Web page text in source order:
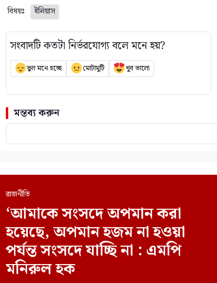
বিষয়ঃ ইলিয়াস
সংবাদটি কতটা নির্ভরযোগ্য বলে মনে হয়?
ভুল মনে হচ্ছে মোটামুটি খুব ভালো
মন্তব্য করুন
রাজনীতি
‘আমাকে সংসদে অপমান করা
হয়েছে, অপমান হজম না হওয়া
পর্যন্ত সংসদে যাচ্ছি না : এমপি
মনিরুল হক